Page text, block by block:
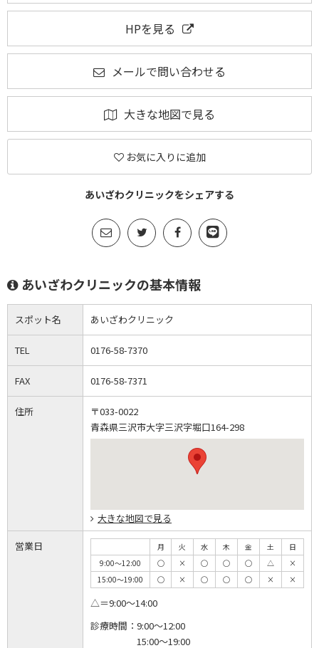
HPを見る
メールで問い合わせる
大きな地図で見る
お気に入りに追加
あいざわクリニックをシェアする
あいざわクリニックの基本情報
スポット名 あいざわクリニック
TEL 0176-58-7370
FAX 0176-58-7371
住所
〒033-0022
青森県三沢市大字三沢字堀口164-298
大きな地図で見る
営業日 月 火 水 木 金 土
日
9:00～12:00
◯ × ◯ ◯ ◯ △
×
15:00～19:00
◯ × ◯ ◯ ◯ × ×
△＝9:00～14:00
診療時間： 9:00～12:00
15:00～19:00